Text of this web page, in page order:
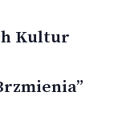
Kultur